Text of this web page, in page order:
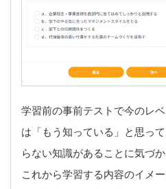
学習前の事前テストで今のレ
は「もう知っている」と思っ
らない知識があることに気づ
これから学習する内容のイメ